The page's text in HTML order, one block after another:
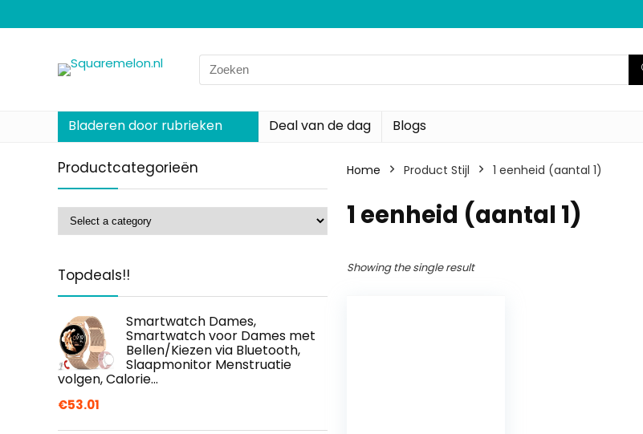
Search
for:
Bladeren door rubrieken Deal van de dag Blogs
Productcategorieën
Topdeals!!
Smartwatch Dames,
Smartwatch voor Dames met
Bellen/Kiezen via Bluetooth,
Slaapmonitor Menstruatie
volgen, Calorie…
€53.01
Home Product Stijl ‎1 eenheid (aantal 1)
‎1 eenheid (aantal 1)
Showing the single result